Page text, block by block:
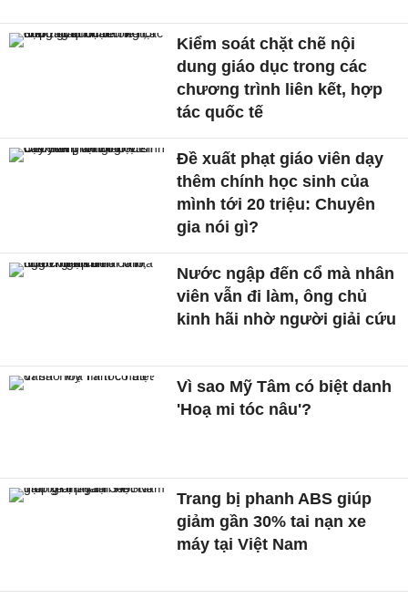
Kiểm soát chặt chẽ nội
dung giáo dục trong các
chương trình liên kết, hợp
tác quốc tế
Đề xuất phạt giáo viên dạy
thêm chính học sinh của
mình tới 20 triệu: Chuyên
gia nói gì?
Nước ngập đến cổ mà nhân
viên vẫn đi làm, ông chủ
kinh hãi nhờ người giải cứu
Vì sao Mỹ Tâm có biệt danh
'Hoạ mi tóc nâu'?
Trang bị phanh ABS giúp
giảm gần 30% tai nạn xe
máy tại Việt Nam